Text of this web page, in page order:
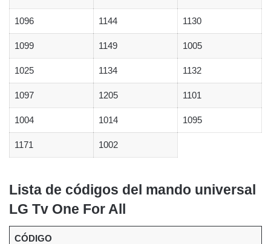
1096 1144 1130
1099 1149 1005
1025 1134 1132
1097 1205 1101
1004 1014 1095
1171 1002
Lista de códigos del mando universal
LG Tv One For All
CÓDIGO